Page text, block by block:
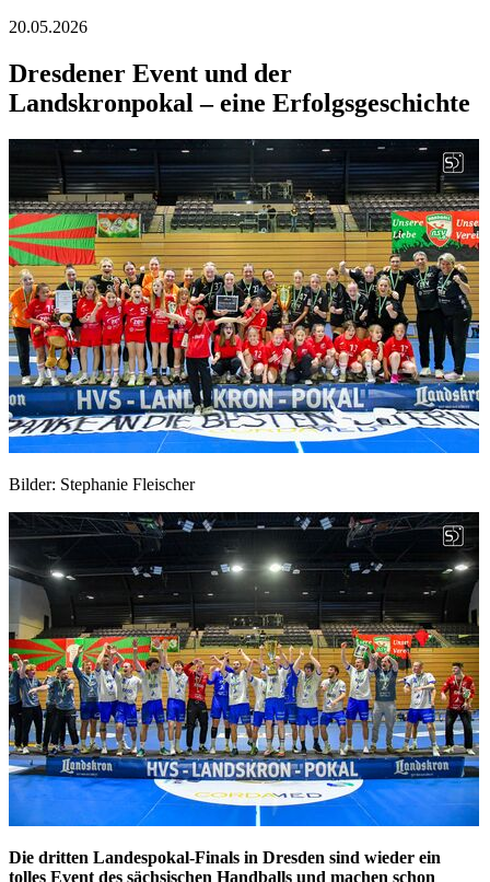
20.05.2026
Dresdener Event und der
Landskronpokal – eine Erfolgsgeschichte
Bilder: Stephanie Fleischer
Die dritten Landespokal-Finals in Dresden sind wieder ein
tolles Event des sächsischen Handballs und machen schon